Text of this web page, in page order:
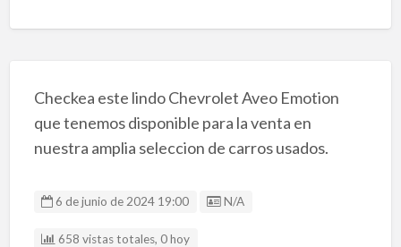
Checkea este lindo Chevrolet Aveo Emotion
que tenemos disponible para la venta en
nuestra amplia seleccion de carros usados.
6 de junio de 2024 19:00 Listing ID
N/A
658 vistas totales, 0 hoy